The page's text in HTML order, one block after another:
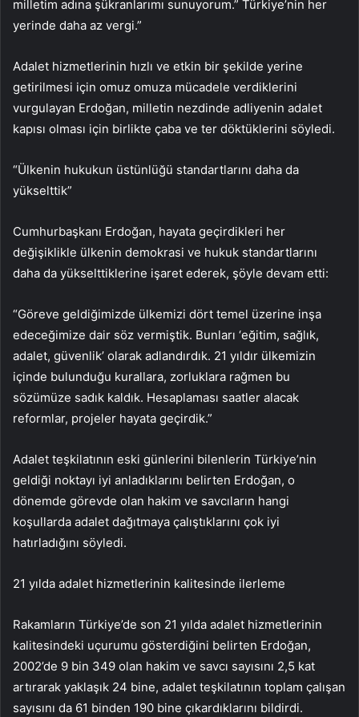
milletim adına şükranlarımı sunuyorum.” Türkiye’nin her
yerinde daha az vergi.”
Adalet hizmetlerinin hızlı ve etkin bir şekilde yerine
getirilmesi için omuz omuza mücadele verdiklerini
vurgulayan Erdoğan, milletin nezdinde adliyenin adalet
kapısı olması için birlikte çaba ve ter döktüklerini söyledi.
“Ülkenin hukukun üstünlüğü standartlarını daha da
yükselttik”
Cumhurbaşkanı Erdoğan, hayata geçirdikleri her
değişiklikle ülkenin demokrasi ve hukuk standartlarını
daha da yükselttiklerine işaret ederek, şöyle devam etti:
“Göreve geldiğimizde ülkemizi dört temel üzerine inşa
edeceğimize dair söz vermiştik. Bunları ‘eğitim, sağlık,
adalet, güvenlik’ olarak adlandırdık. 21 yıldır ülkemizin
içinde bulunduğu kurallara, zorluklara rağmen bu
sözümüze sadık kaldık. Hesaplaması saatler alacak
reformlar, projeler hayata geçirdik.”
Adalet teşkilatının eski günlerini bilenlerin Türkiye’nin
geldiği noktayı iyi anladıklarını belirten Erdoğan, o
dönemde görevde olan hakim ve savcıların hangi
koşullarda adalet dağıtmaya çalıştıklarını çok iyi
hatırladığını söyledi.
21 yılda adalet hizmetlerinin kalitesinde ilerleme
Rakamların Türkiye’de son 21 yılda adalet hizmetlerinin
kalitesindeki uçurumu gösterdiğini belirten Erdoğan,
2002’de 9 bin 349 olan hakim ve savcı sayısını 2,5 kat
artırarak yaklaşık 24 bine, adalet teşkilatının toplam çalışan
sayısını da 61 binden 190 bine çıkardıklarını bildirdi.